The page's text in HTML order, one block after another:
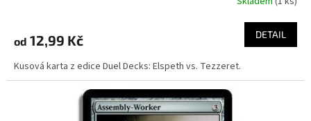
od 12,99 Kč DETAIL
Kusová karta z edice Duel Decks: Elspeth vs. Tezzeret.